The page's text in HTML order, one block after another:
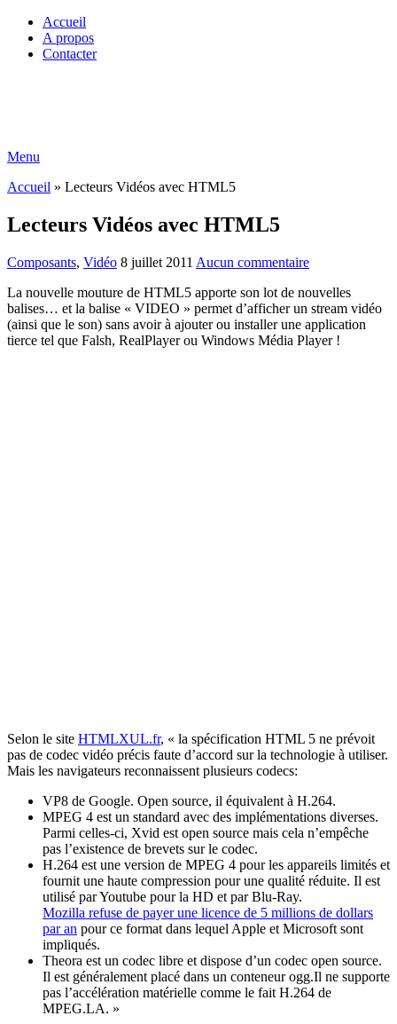
Accueil
A propos
Contacter
Menu
Accueil » Lecteurs Vidéos avec HTML5
Lecteurs Vidéos avec HTML5
Composants, Vidéo 8 juillet 2011 Aucun commentaire
La nouvelle mouture de HTML5 apporte son lot de nouvelles
balises… et la balise « VIDEO » permet d’afficher un stream vidéo
(ainsi que le son) sans avoir à ajouter ou installer une application
tierce tel que Falsh, RealPlayer ou Windows Média Player !
Selon le site HTMLXUL.fr, « la spécification HTML 5 ne prévoit
pas de codec vidéo précis faute d’accord sur la technologie à utiliser.
Mais les navigateurs reconnaissent plusieurs codecs:
VP8 de Google. Open source, il équivalent à H.264.
MPEG 4 est un standard avec des implémentations diverses.
Parmi celles-ci, Xvid est open source mais cela n’empêche
pas l’existence de brevets sur le codec.
H.264 est une version de MPEG 4 pour les appareils limités et
fournit une haute compression pour une qualité réduite. Il est
utilisé par Youtube pour la HD et par Blu-Ray.
Mozilla refuse de payer une licence de 5 millions de dollars
par an pour ce format dans lequel Apple et Microsoft sont
impliqués.
Theora est un codec libre et dispose d’un codec open source.
Il est généralement placé dans un conteneur ogg.Il ne supporte
pas l’accélération matérielle comme le fait H.264 de
MPEG.LA. »